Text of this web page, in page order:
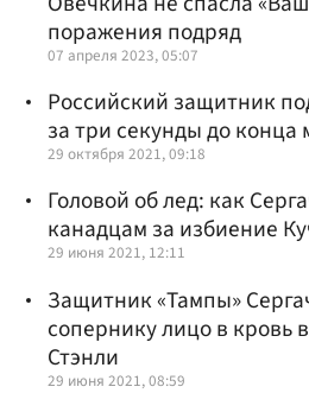
поражения подряд
07 апреля 2023, 05:07
Российский защитник
за три секунды до конца
29 октября 2021, 09:18
Головой об лед: как
канадцам за избиение
29 июня 2021, 12:11
Защитник «Тампы»
сопернику лицо в кровь
Стэнли
29 июня 2021, 08:59